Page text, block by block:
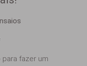
fazer um